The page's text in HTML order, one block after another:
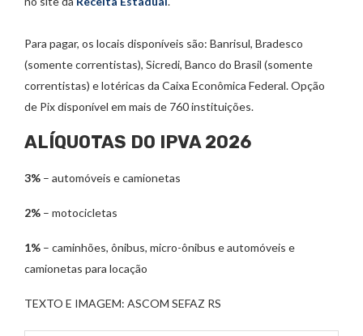
Para pagar, os locais disponíveis são: Banrisul, Bradesco
(somente correntistas), Sicredi, Banco do Brasil (somente
correntistas) e lotéricas da Caixa Econômica Federal. Opção
de Pix disponível em mais de 760 instituições.
ALÍQUOTAS DO IPVA 2026
3% – automóveis e camionetas
2% – motocicletas
1% – caminhões, ônibus, micro-ônibus e automóveis e
camionetas para locação
TEXTO E IMAGEM: ASCOM SEFAZ RS